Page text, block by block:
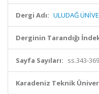
Dergi Adı: ULUDAĞ
Derginin Tarandığı
Sayfa Sayıları: ss.343-369
Karadeniz Teknik